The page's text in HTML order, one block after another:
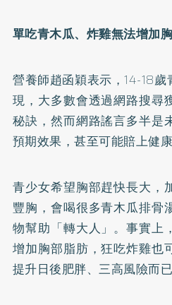
單吃青木瓜、炸雞無法增加
營養師趙函穎表示，14-18
現，大多數會透過網路搜尋
秘訣，然而網路謠言多半是
預期效果，甚至可能賠上健康
青少女希望胸部趕快長大，
豐胸，會喝很多青木瓜排骨湯
物幫助「轉大人」。事實上
增加胸部脂肪，狂吃炸雞也
提升日後肥胖、三高風險而已